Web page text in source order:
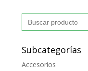
desde
1.21 €
11.94 €
Buscar:
Subcategorías
Accesorios